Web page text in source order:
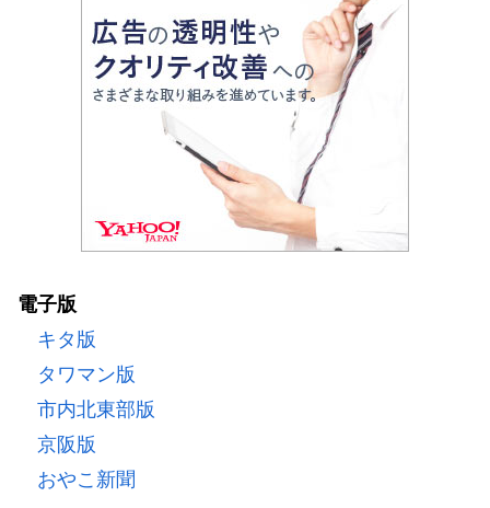
電子版
キタ版
タワマン版
市内北東部版
京阪版
おやこ新聞